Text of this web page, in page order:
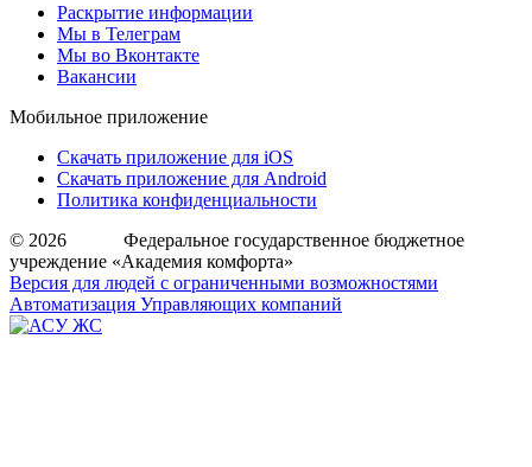
Раскрытие информации
Мы в Телеграм
Мы во Вконтакте
Вакансии
Мобильное приложение
Скачать приложение для iOS
Скачать приложение для Android
Политика конфиденциальности
© 2026 Федеральное государственное бюджетное
учреждение «Академия комфорта»
Версия для людей с ограниченными возможностями
Автоматизация Управляющих компаний